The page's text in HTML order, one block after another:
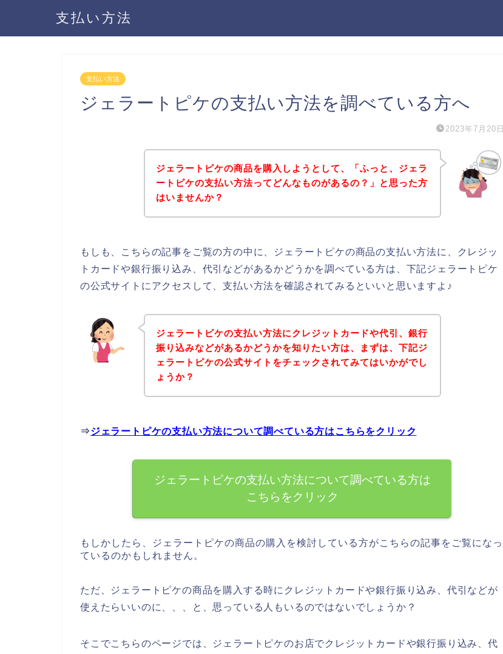
支払い方法
支払い方法
ジェラートピケの支払い方法を調べている方へ
2023年7月20日
ジェラートピケの商品を購入しようとして、「ふっと、ジェラ
ートピケの支払い方法ってどんなものがあるの？」と思った方
はいませんか？
もしも、こちらの記事をご覧の方の中に、ジェラートピケの商品の支払い方法に、クレジッ
トカードや銀行振り込み、代引などがあるかどうかを調べている方は、下記ジェラートピケ
の公式サイトにアクセスして、支払い方法を確認されてみるといいと思いますよ♪
ジェラートピケの支払い方法にクレジットカードや代引、銀行
振り込みなどがあるかどうかを知りたい方は、まずは、下記ジ
ェラートピケの公式サイトをチェックされてみてはいかがでし
ょうか？
⇒ジェラートピケの支払い方法について調べている方はこちらをクリック
ジェラートピケの支払い方法について調べている方は
こちらをクリック
もしかしたら、ジェラートピケの商品の購入を検討している方がこちらの記事をご覧になっ
ているのかもしれません。
ただ、ジェラートピケの商品を購入する時にクレジットカードや銀行振り込み、代引などが
使えたらいいのに、、、と、思っている人もいるのではないでしょうか？
そこでこちらのページでは、ジェラートピケのお店でクレジットカードや銀行振り込み、代